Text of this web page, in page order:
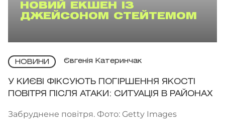
НОВИЙ ЕКШЕН ІЗ
ДЖЕЙСОНОМ СТЕЙТЕМОМ
НОВИНИ Євгенія Катеринчак
У КИЄВІ ФІКСУЮТЬ ПОГІРШЕННЯ ЯКОСТІ
ПОВІТРЯ ПІСЛЯ АТАКИ: СИТУАЦІЯ В РАЙОНАХ
Забруднене повітря. Фото: Getty Images